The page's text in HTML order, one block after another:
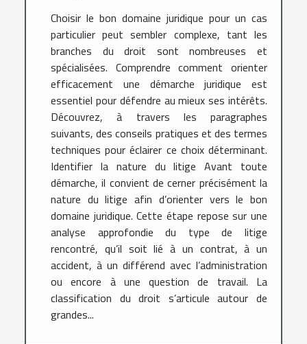
Choisir le bon domaine juridique pour un cas
particulier peut sembler complexe, tant les
branches du droit sont nombreuses et
spécialisées. Comprendre comment orienter
efficacement une démarche juridique est
essentiel pour défendre au mieux ses intérêts.
Découvrez, à travers les paragraphes
suivants, des conseils pratiques et des termes
techniques pour éclairer ce choix déterminant.
Identifier la nature du litige Avant toute
démarche, il convient de cerner précisément la
nature du litige afin d’orienter vers le bon
domaine juridique. Cette étape repose sur une
analyse approfondie du type de litige
rencontré, qu’il soit lié à un contrat, à un
accident, à un différend avec l’administration
ou encore à une question de travail. La
classification du droit s’articule autour de
grandes...